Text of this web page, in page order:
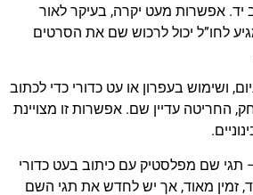
יד. אפשרות מעט יקרה, בעיקר לאור
לחו”ל יכול לרכוש שם את הסרטים
ושימוש בעפרון או עט כדורי כדי לכתוב
החריטה עדיין שם. אפשרות זו מצויינת
תגי שם מפלסטיק עם כיתוב בעט כדורי
זמין מאוד, אך יש לחדש את תגי השם